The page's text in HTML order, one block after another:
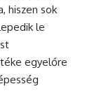
hiszen sok
le
egyelőre